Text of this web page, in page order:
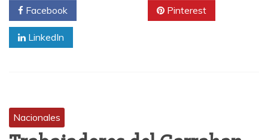
Facebook Pinterest
LinkedIn
Nacionales